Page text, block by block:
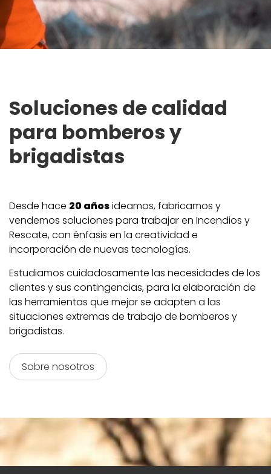
Soluciones de calidad
para bomberos y
brigadistas
Desde hace 20añosideamos, fabricamos y
vendemos soluciones para trabajar en Incendios y
Rescate, con énfasis en la creatividad e
incorporación de nuevas tecnologías.
Estudiamos cuidadosamente las necesidades de los
clientes y sus contingencias, para la elaboración de
las herramientas que mejor se adapten a las
situaciones extremas de trabajo de bomberos y
brigadistas.
Sobre nosotros